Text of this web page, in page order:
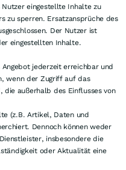
eingestellte Inhalte zu
zu sperren. Ersatzansprüche des
Der Nutzer ist
eingestellten Inhalte.
jederzeit erreichbar und
wenn der Zugriff auf das
außerhalb des Einflusses von
(z.B. Artikel, Daten und
Dennoch können weder
insbesondere die
oder Aktualität eine